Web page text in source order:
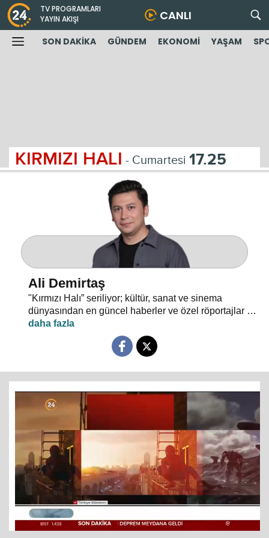
TV PROGRAMLARI
YAYIN AKIŞI
CANLI
SON DAKİKA GÜNDEM EKONOMİ YAŞAM
KIRMIZI HALI - Cumartesi 17.25
Ali Demirtaş
"Kırmızı Halı” seriliyor; kültür, sanat ve sinema
dünyasından en güncel haberler ve özel röportajlar 24
TV ekranından evlerinize konuk oluyor.